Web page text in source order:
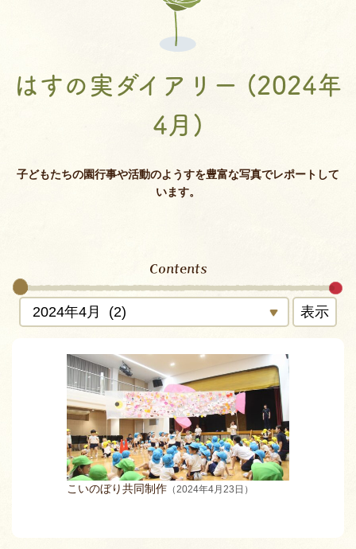
はすの実ダイアリー (2024年
4月)
子どもたちの園行事や活動のようすを豊富な写真でレポートして
います。
Contents
表示
こいのぼり共同制作 （2024年4月23日）